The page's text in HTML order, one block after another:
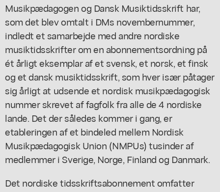
Musikpædagogen og Dansk Musiktidsskrift har,
som det blev omtalt i DMs novembernummer,
indledt et samarbejde med andre nordiske
musiktidsskrifter om en abonnementsordning på
ét årligt eksemplar af et svensk, et norsk, et finsk
og et dansk musiktidsskrift, som hver især påtager
sig årligt at udsende et nordisk musikpædagogisk
nummer skrevet af fagfolk fra alle de 4 nordiske
lande. Det der således kommer i gang, er
etableringen af et bindeled mellem Nordisk
Musikpædagogisk Union (NMPUs) tusinder af
medlemmer i Sverige, Norge, Finland og Danmark.
Det nordiske tidsskriftsabonnement omfatter